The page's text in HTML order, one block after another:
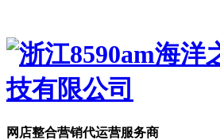
网店整合营销代运营服务商